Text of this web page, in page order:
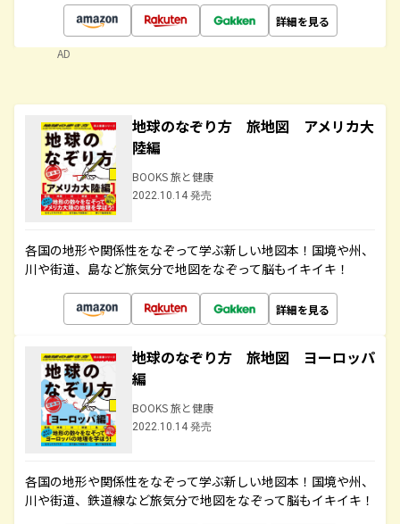
詳細を見る
AD
地球のなぞり方 旅地図 アメリカ大
陸編
BOOKS 旅と健康
2022.10.14 発売
各国の地形や関係性をなぞって学ぶ新しい地図本！国境や州、
川や街道、島など旅気分で地図をなぞって脳もイキイキ！
詳細を見る
地球のなぞり方 旅地図 ヨーロッパ
編
BOOKS 旅と健康
2022.10.14 発売
各国の地形や関係性をなぞって学ぶ新しい地図本！国境や州、
川や街道、鉄道線など旅気分で地図をなぞって脳もイキイキ！